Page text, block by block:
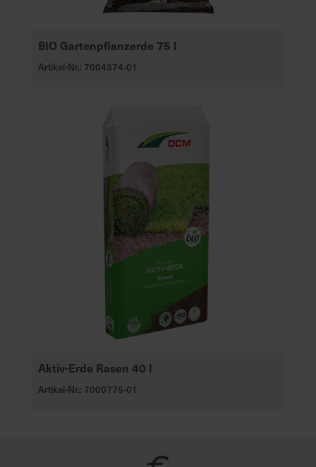
BIO Gartenpflanzerde 75 l
Artikel-Nr.: 7004374-01
Aktiv-Erde Rasen 40 l
Artikel-Nr.: 7000775-01